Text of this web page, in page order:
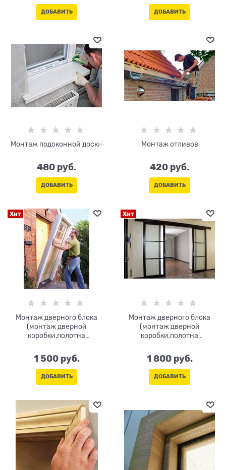
ДОБАВИТЬ ДОБАВИТЬ
Монтаж подоконной доски
480 руб.
ДОБАВИТЬ
Монтаж отливов
420 руб.
ДОБАВИТЬ
Хит
Монтаж дверного блока
(монтаж дверной
коробки,полотна
1 500 руб.
ДОБАВИТЬ
Хит
Монтаж дверного блока
(монтаж дверной
коробки,полотна
1 800 руб.
ДОБАВИТЬ